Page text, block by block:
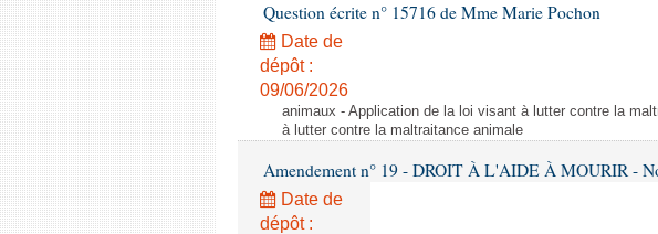
Question écrite n° 15716 de Mme Marie Pochon
Date de
dépôt :
09/06/2026
animaux - Application de la loi visant à lutter contre la
à lutter contre la maltraitance animale
Amendement n° 19 - DROIT À L'AIDE À MOURIR -
Date de
dépôt :